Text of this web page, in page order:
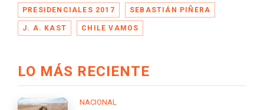
PRESIDENCIALES 2017 SEBASTIÁN PIÑERA
J. A. KAST CHILE VAMOS
LO MÁS RECIENTE
NACIONAL